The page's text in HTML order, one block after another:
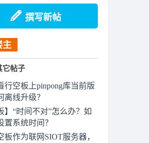
撰写新帖
主
它帖子
行空板上pinpong库当前版
离线升级？
】“时间不对”怎么办？如
置系统时间？
板作为联网SIOT服务器，